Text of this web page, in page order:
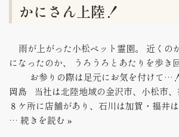
かにさん上陸！
雨が上がった小松ペット霊園。 近くの
になったのか、 うろうろとあたりを歩き
お参りの際は足元にお気を付けて
岡島 当社は北陸地域の金沢市、小松市
８ケ所に店舗があり、石川は加賀・福井は
… 続きを読む »